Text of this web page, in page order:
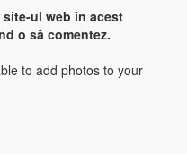
site-ul web în acest
o să comentez.
to add photos to your